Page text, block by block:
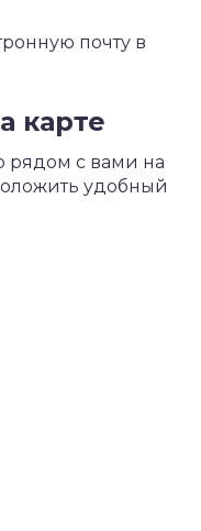
почту в
карте
рядом с вами на
удобный